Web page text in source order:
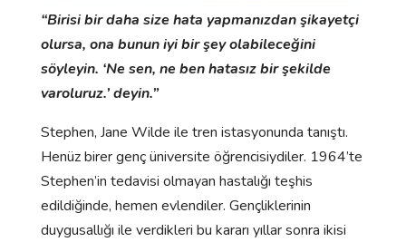
“Birisi bir daha size hata yapmanızdan şikayetçi
olursa, ona bunun iyi bir şey olabileceğini
söyleyin. ‘Ne sen, ne ben hatasız bir şekilde
varoluruz.’ deyin.”
Stephen, Jane Wilde ile tren istasyonunda tanıştı.
Henüz birer genç üniversite öğrencisiydiler. 1964’te
Stephen’in tedavisi olmayan hastalığı teşhis
edildiğinde, hemen evlendiler. Gençliklerinin
duygusallığı ile verdikleri bu kararı yıllar sonra ikisi